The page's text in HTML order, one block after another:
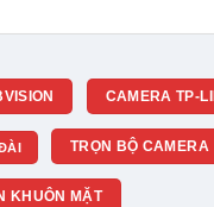
CAMERA TP-
TRỌN BỘ CAMERA
KHUÔN MẶT